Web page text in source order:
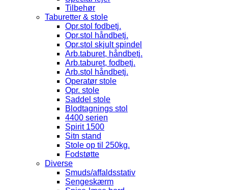
Tilbehør
Taburetter & stole
Opr.stol fodbetj.
Opr.stol håndbetj.
Opr.stol skjult spindel
Arb.taburet, håndbetj.
Arb.taburet, fodbetj.
Arb.stol håndbetj.
Operatør stole
Opr. stole
Saddel stole
Blodtagnings stol
4400 serien
Spirit 1500
Sitn stand
Stole op til 250kg.
Fodstøtte
Diverse
Smuds/affaldsstativ
Sengeskærm